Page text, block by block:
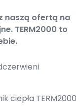
naszą ofertą na
TERM2000 to
ciepła TERM2000